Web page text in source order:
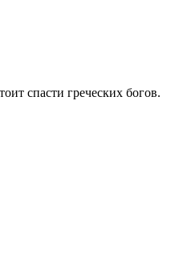
спасти греческих богов.